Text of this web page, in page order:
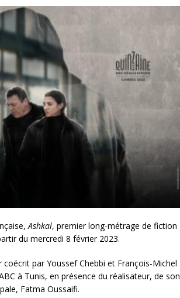
Ashkal, premier long-métrage de fiction
du mercredi 8 février 2023.
coécrit par Youssef Chebbi et François-Michel
à Tunis, en présence du réalisateur, de son
Fatma Oussaifi.